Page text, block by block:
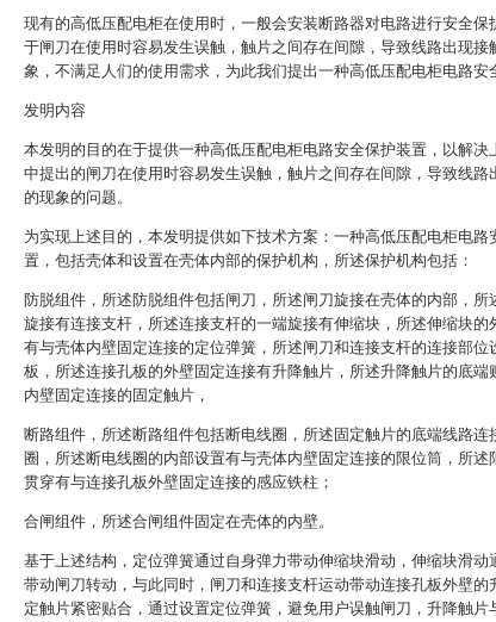
现有的高低压配电柜在使用时，一般会安装断路器对电路进行安全保
于闸刀在使用时容易发生误触，触片之间存在间隙，导致线路出现接
象，不满足人们的使用需求，为此我们提出一种高低压配电柜电路安
发明内容
本发明的目的在于提供一种高低压配电柜电路安全保护装置，以解决
中提出的闸刀在使用时容易发生误触，触片之间存在间隙，导致线路
的现象的问题。
为实现上述目的，本发明提供如下技术方案：一种高低压配电柜电路
置，包括壳体和设置在壳体内部的保护机构，所述保护机构包括：
防脱组件，所述防脱组件包括闸刀，所述闸刀旋接在壳体的内部，所
旋接有连接支杆，所述连接支杆的一端旋接有伸缩块，所述伸缩块的
有与壳体内壁固定连接的定位弹簧，所述闸刀和连接支杆的连接部位
板，所述连接孔板的外壁固定连接有升降触片，所述升降触片的底端
内壁固定连接的固定触片，
断路组件，所述断路组件包括断电线圈，所述固定触片的底端线路连
圈，所述断电线圈的内部设置有与壳体内壁固定连接的限位筒，所述
贯穿有与连接孔板外壁固定连接的感应铁柱；
合闸组件，所述合闸组件固定在壳体的内壁。
基于上述结构，定位弹簧通过自身弹力带动伸缩块滑动，伸缩块滑动
带动闸刀转动，与此同时，闸刀和连接支杆运动带动连接孔板外壁的
定触片紧密贴合，通过设置定位弹簧，避免用户误触闸刀，升降触片